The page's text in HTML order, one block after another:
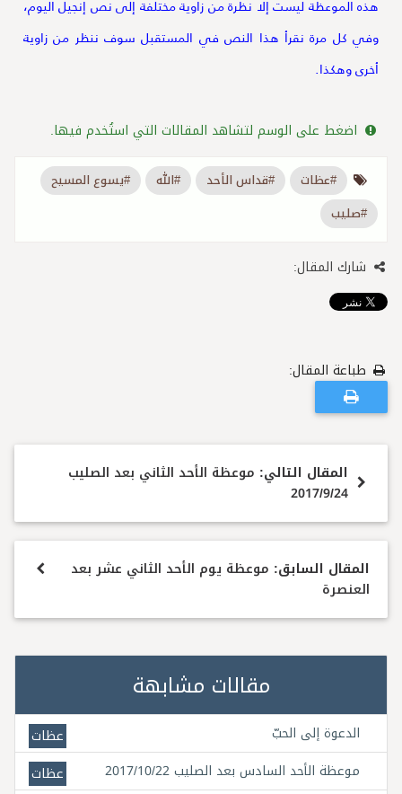
هذه الموعظة ليست إلا نظرة من زاوية مختلفة إلى نص إنجيل اليوم،
وفي كل مرة نقرأ هذا النص في المستقبل سوف ننظر من زاوية
أخرى وهكذا.
اضغط على الوسم لتشاهد المقالات التي استُخدم فيها.
#عظات #قداس الأحد #الله
#يسوع المسيح
#صليب
شارك المقال:
طباعة المقال:
المقال التالي: موعظة الأحد الثاني بعد الصليب
2017/9/24
المقال السابق: موعظة يوم الأحد الثاني عشر بعد
العنصرة
مقالات مشابهة
الدعوة إلى الحبّ
عظات
موعظة الأحد السادس بعد الصليب 2017/10/22
عظات